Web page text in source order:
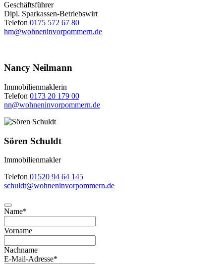
Geschäftsführer
Dipl. Sparkassen-Betriebswirt‭
Telefon 0175 572 67 80‬
hm@wohneninvorpommern.de
Nancy Neilmann
Immobilienmaklerin
Telefon 0173 20 179 00
nn@wohneninvorpommern.de
Sören Schuldt
Immobilienmakler
Telefon 01520 94 64 145
schuldt@wohneninvorpommern.de
Name*
Vorname
Nachname
E-Mail-Adresse*